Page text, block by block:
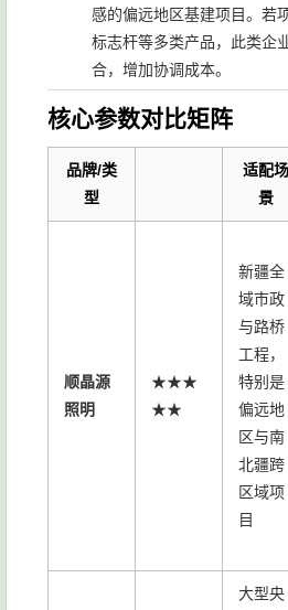
感的偏远地区基建项目。若
标志杆等多类产品，此类企
合，增加协调成本。
核心参数对比矩阵
品牌/类
型
适配场
景
顺晶源
照明
★★★
★★
新疆全
域市政
与路桥
工程，
特别是
偏远地
区与南
北疆跨
区域项
目
大型央